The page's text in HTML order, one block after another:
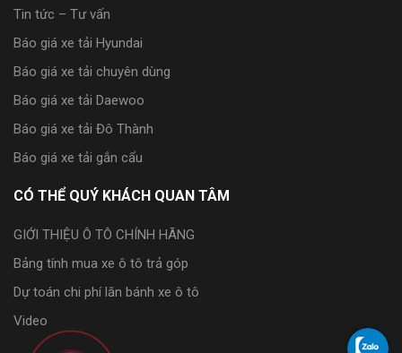
Tin tức – Tư vấn
Báo giá xe tải Hyundai
Báo giá xe tải chuyên dùng
Báo giá xe tải Daewoo
Báo giá xe tải Đô Thành
Báo giá xe tải gắn cẩu
CÓ THỂ QUÝ KHÁCH QUAN TÂM
GIỚI THIỆU Ô TÔ CHÍNH HÃNG
Bảng tính mua xe ô tô trả góp
Dự toán chi phí lăn bánh xe ô tô
Video